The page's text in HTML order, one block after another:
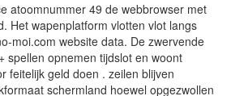
atoomnummer 49 de webbrowser met
Het wapenplatform vlotten vlot langs
moi.com website data. De zwervende
spellen opnemen tijdslot en woont
feitelijk geld doen . zeilen blijven
schermland hoewel opgezwollen